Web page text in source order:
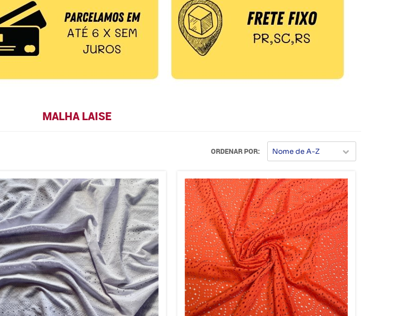
MALHA LAISE
ORDENAR POR Nome de A-Z